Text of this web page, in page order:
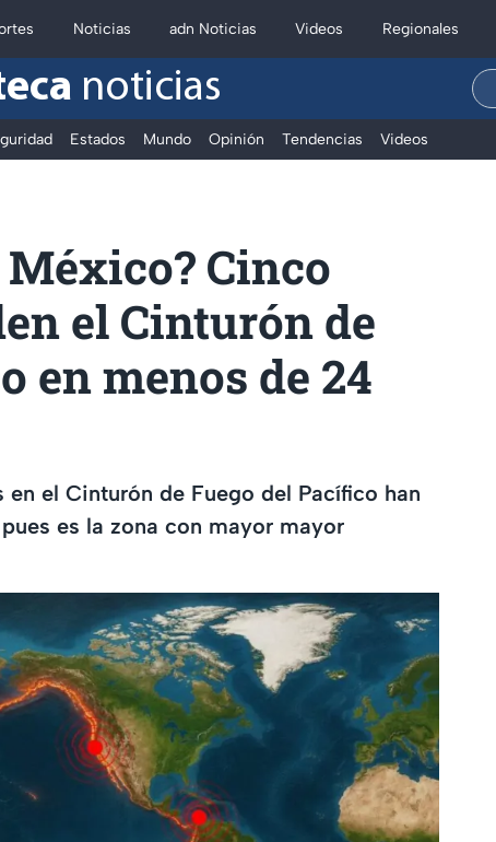
Noticias adn Noticias Videos Regionales
noticias
Estados Mundo Opinión Tendencias Videos
Cinco
el Cinturón de
en menos de 24
el Cinturón de Fuego del Pacífico han
es la zona con mayor mayor